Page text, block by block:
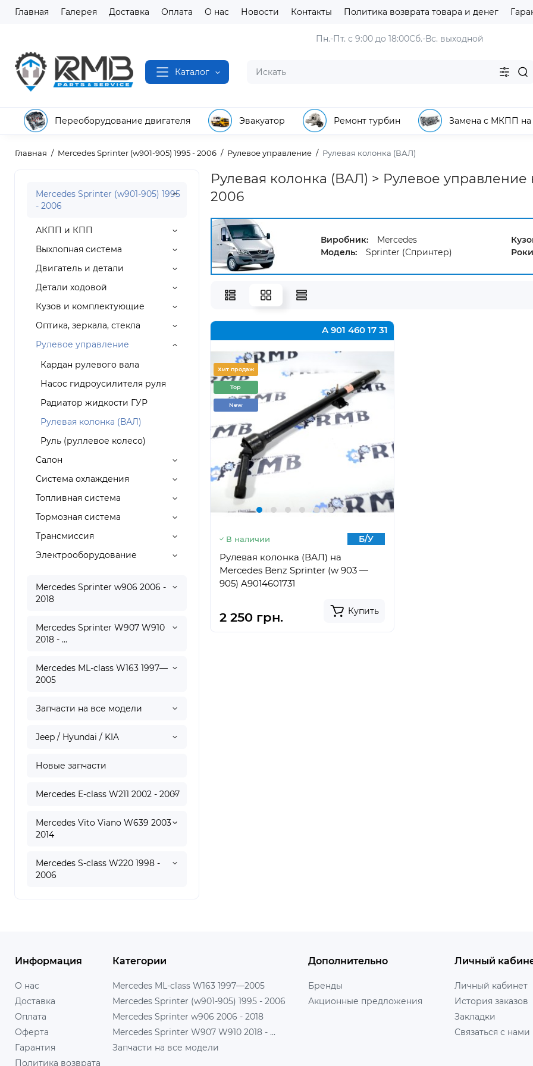
Главная Галерея Доставка Оплата О нас Новости Контакты Политика возврата товара и денег
Каталог
Пн.-Пт. с 9:00 до 18:00Сб.-Вс. выходной
Переоборудование двигателя Эвакуатор Ремонт турбин Замена с МКПП
Главная Mercedes Sprinter (w901-905) 1995 - 2006 Рулевое управление Рулевая колонка (ВАЛ)
Mercedes Sprinter (w901-905) 1995
- 2006
АКПП и КПП
Выхлопная система
Двигатель и детали
Детали ходовой
Кузов и комплектующие
Оптика, зеркала, стекла
Рулевое управление
Кардан рулевого вала
Насос гидроусилителя руля
Радиатор жидкости ГУР
Рулевая колонка (ВАЛ)
Руль (руллевое колесо)
Салон
Система охлаждения
Топливная система
Тормозная система
Трансмиссия
Электрооборудование
Mercedes Sprinter w906 2006 -
2018
Mercedes Sprinter W907 W910
2018 - ...
Mercedes ML-class W163 1997—
2005
Запчасти на все модели
Jeep / Hyundai / KIA
Новые запчасти
Mercedes E-class W211 2002 - 2007
Mercedes Vito Viano W639 2003 -
2014
Mercedes S-class W220 1998 -
2006
Рулевая колонка (ВАЛ) > Рулевое управление
2006
Виробник: Mercedes
Модель:
Sprinter (Спринтер)
A 901 460 17 31
Хит продаж
Top
New
В наличии Б/У
Рулевая колонка (ВАЛ) на
Mercedes Benz Sprinter (w 903 —
905) A9014601731
2 250 грн. Купить
Информация
О нас
Доставка
Оплата
Оферта
Гарантия
Политика возврата
Категории
Mercedes ML-class W163 1997—2005
Mercedes Sprinter (w901-905) 1995 - 2006
Mercedes Sprinter w906 2006 - 2018
Mercedes Sprinter W907 W910 2018 - ...
Запчасти на все модели
Дополнительно
Бренды
Акционные предложения
Личный
Личный кабинет
История заказов
Закладки
Связаться с нами